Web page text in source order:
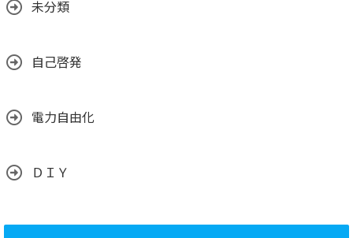
未分類
自己啓発
電力自由化
ＤＩＹ